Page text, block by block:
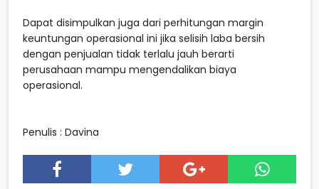
Dapat disimpulkan juga dari perhitungan margin
keuntungan operasional ini jika selisih laba bersih
dengan penjualan tidak terlalu jauh berarti
perusahaan mampu mengendalikan biaya
operasional.
Penulis : Davina